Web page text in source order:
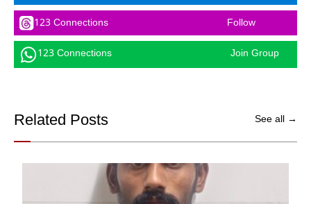
123 Connections Follow
123 Connections Join Group
Related Posts See all →